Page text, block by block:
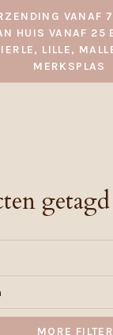
VANAF
HUIS VANAF 25
LILLE,
MERKSPLAS
MORE